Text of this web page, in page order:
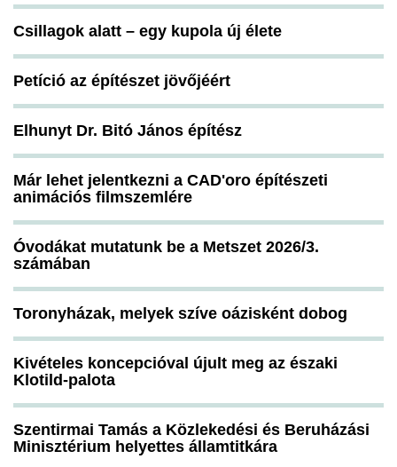
Csillagok alatt – egy kupola új élete
Petíció az építészet jövőjéért
Elhunyt Dr. Bitó János építész
Már lehet jelentkezni a CAD'oro építészeti
animációs filmszemlére
Óvodákat mutatunk be a Metszet 2026/3.
számában
Toronyházak, melyek szíve oázisként dobog
Kivételes koncepcióval újult meg az északi
Klotild-palota
Szentirmai Tamás a Közlekedési és Beruházási
Minisztérium helyettes államtitkára